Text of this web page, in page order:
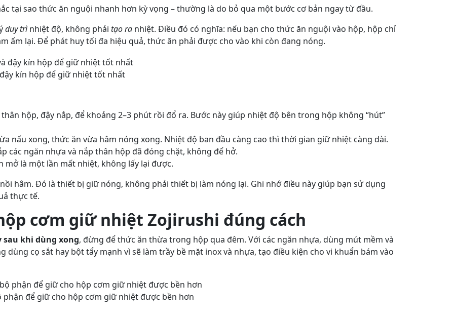
tại sao thức ăn nguội nhanh hơn kỳ vọng – thường là do bỏ qua một bước cơ bản ngay từ đầu.
duy trì nhiệt độ, không phải tạo ra nhiệt. Điều đó có nghĩa: nếu bạn cho thức ăn nguội vào hộp, hộp chỉ
ấm lại. Để phát huy tối đa hiệu quả, thức ăn phải được cho vào khi còn đang nóng.
kín hộp để giữ nhiệt tốt nhất
hộp, đậy nắp, để khoảng 2–3 phút rồi đổ ra. Bước này giúp nhiệt độ bên trong hộp không “hút”
nấu xong, thức ăn vừa hâm nóng xong. Nhiệt độ ban đầu càng cao thì thời gian giữ nhiệt càng dài.
các ngăn nhựa và nắp thân hộp đã đóng chặt, không để hở.
mở là một lần mất nhiệt, không lấy lại được.
hâm. Đó là thiết bị giữ nóng, không phải thiết bị làm nóng lại. Ghi nhớ điều này giúp bạn sử dụng
thực tế.
cơm giữ nhiệt Zojirushi đúng cách
sau khi dùng xong, đừng để thức ăn thừa trong hộp qua đêm. Với các ngăn nhựa, dùng mút mềm và
dùng cọ sắt hay bột tẩy mạnh vì sẽ làm trầy bề mặt inox và nhựa, tạo điều kiện cho vi khuẩn bám vào
phận để giữ cho hộp cơm giữ nhiệt được bền hơn